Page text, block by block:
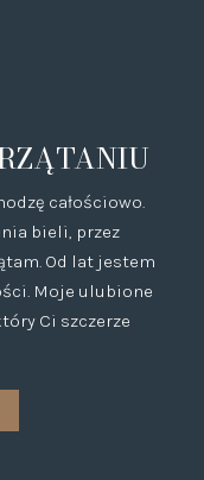
całościowo.
bieli, przez
Od lat jestem
Moje ulubione
Ci szczerze